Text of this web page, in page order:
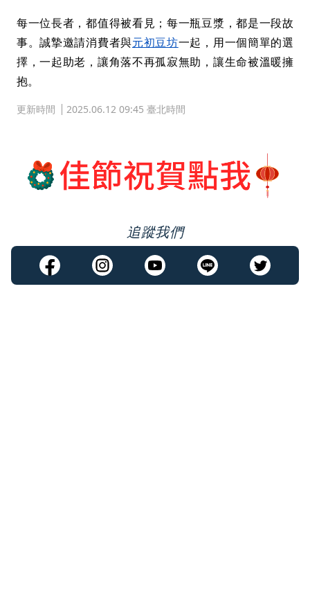
每一位長者，都值得被看見；每一瓶豆漿，都是一段故
事。誠摯邀請消費者與元初豆坊一起，用一個簡單的選
擇，一起助老，讓角落不再孤寂無助，讓生命被溫暖擁
抱。
更新時間 2025.06.12 09:45 臺北時間
追蹤我們